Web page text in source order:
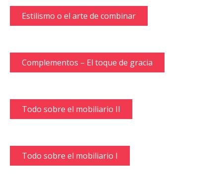
Estilismo o el arte de combinar
Complementos – El toque de gracia
Todo sobre el mobiliario II
Todo sobre el mobiliario I